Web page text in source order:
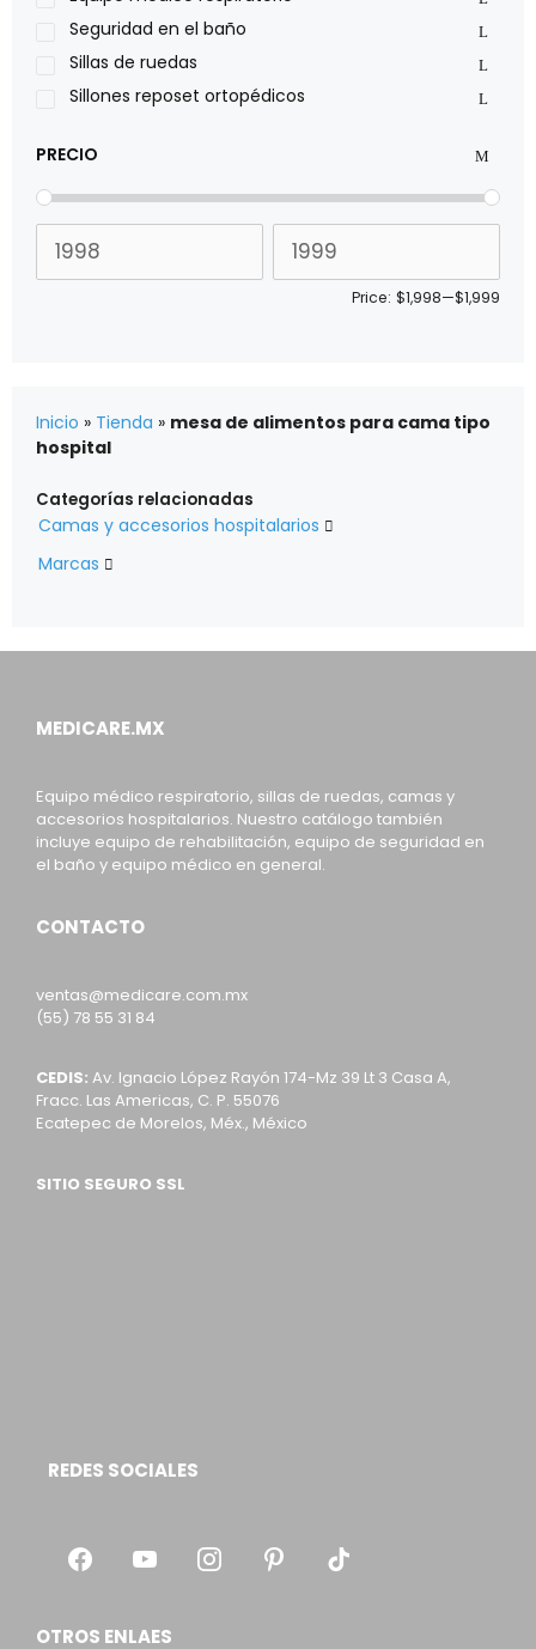
Stealth products
Xiehe Medical
Seguridad en el baño
Sillas de ruedas
Sillones reposet ortopédicos
PRECIO
Price: $1,998—$1,999
Inicio » Tienda » mesa de alimentos para cama tipo
hospital
Categorías relacionadas
Camas y accesorios hospitalarios 
Marcas 
MEDICARE.MX
Equipo médico respiratorio, sillas de ruedas, camas y
accesorios hospitalarios. Nuestro catálogo también
incluye equipo de rehabilitación, equipo de seguridad en
el baño y equipo médico en general.
CONTACTO
ventas@medicare.com.mx
(55) 78 55 31 84
CEDIS: Av. Ignacio López Rayón 174-Mz 39 Lt 3 Casa A,
Fracc. Las Americas, C. P. 55076
Ecatepec de Morelos, Méx., México
SITIO SEGURO SSL
REDES SOCIALES
OTROS ENLAES